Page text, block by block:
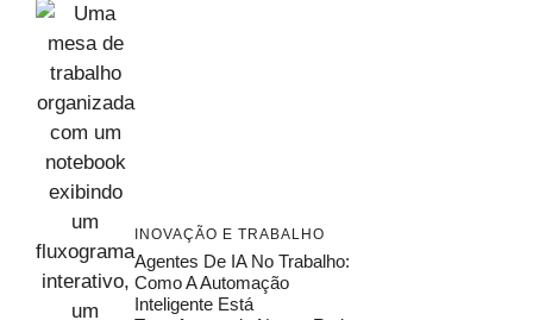
INOVAÇÃO E TRABALHO
Agentes De IA No Trabalho:
Como A Automação
Inteligente Está